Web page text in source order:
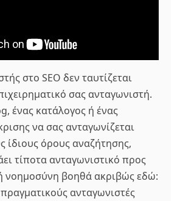
στο SEO δεν ταυτίζεται
σας ανταγωνιστή.
ένας κατάλογος ή ένας
να σας ανταγωνίζεται
ίδιους όρους αναζήτησης,
τίποτα ανταγωνιστικό προς
νοημοσύνη βοηθά ακριβώς εδώ:
ανταγωνιστές